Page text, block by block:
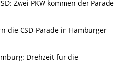
Zwei PKW kommen der Parade
die CSD-Parade in Hamburger
Drehzeit für die